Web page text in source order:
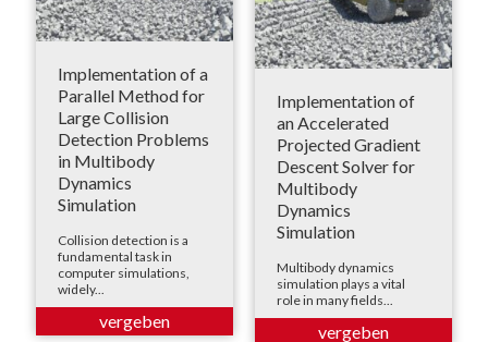
Implementation of a
Parallel Method for
Large Collision
Detection Problems
in Multibody
Dynamics
Simulation
Collision detection is a
fundamental task in
computer simulations,
widely...
Implementation of
an Accelerated
Projected Gradient
Descent Solver for
Multibody
Dynamics
Simulation
Multibody dynamics
simulation plays a vital
role in many fields...